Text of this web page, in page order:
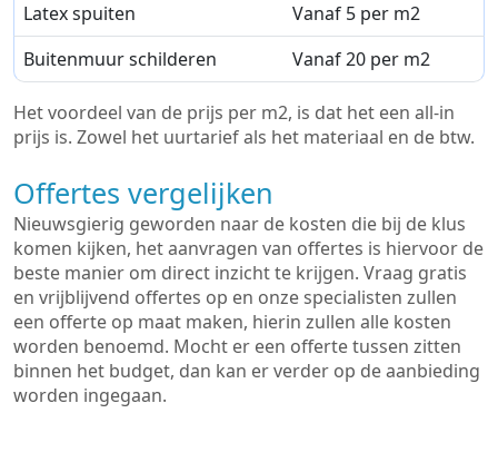
Latex spuiten
Vanaf 5 per m2
Buitenmuur schilderen
Vanaf 20 per m2
Het voordeel van de prijs per m2, is dat het een all-in
prijs is. Zowel het uurtarief als het materiaal en de btw.
Offertes vergelijken
Nieuwsgierig geworden naar de kosten die bij de klus
komen kijken, het aanvragen van offertes is hiervoor de
beste manier om direct inzicht te krijgen. Vraag gratis
en vrijblijvend offertes op en onze specialisten zullen
een offerte op maat maken, hierin zullen alle kosten
worden benoemd. Mocht er een offerte tussen zitten
binnen het budget, dan kan er verder op de aanbieding
worden ingegaan.